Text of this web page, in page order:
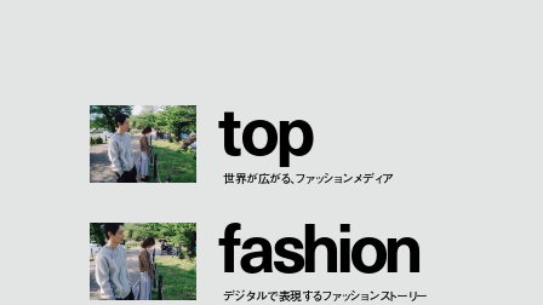
top
世界が広がる、ファッションメディア
fashion
デジタルで表現するファッションストーリー